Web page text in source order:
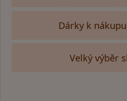
Dárky k
Velký výběr